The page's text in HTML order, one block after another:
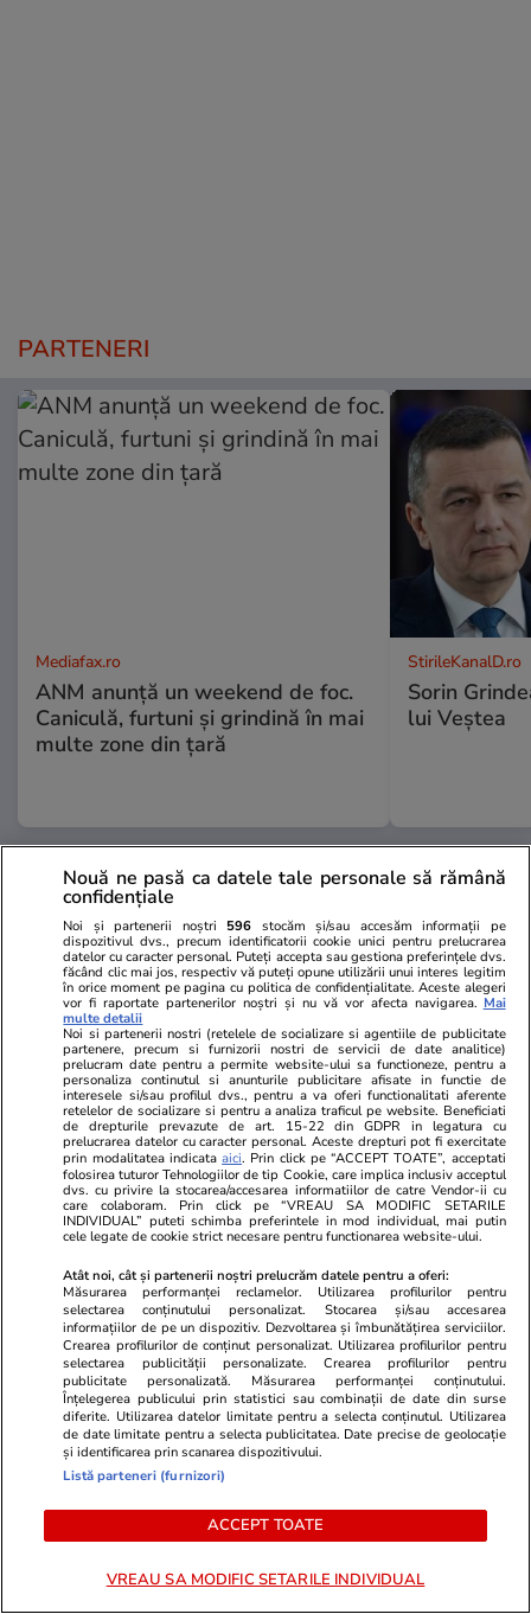
PARTENERI
Mediafax.ro
ANM anunță un weekend de foc.
Caniculă, furtuni și grindină în mai
multe zone din țară
StirileKanalD.ro
Sorin
lui Veștea
PROMO
Advertorial
Smart is the new chic: Cum ne
ajută tehnologia să ne reinventăm
Advertorial
Înscrie-te
voucher de
PARTENERI
Nouă ne pasă ca datele tale personale să rămână
confidențiale
Noi și partenerii noștri 596 stocăm și/sau accesăm informații pe
dispozitivul dvs., precum identificatorii cookie unici pentru prelucrarea
datelor cu caracter personal. Puteți accepta sau gestiona preferințele dvs.
făcând clic mai jos, respectiv vă puteți opune utilizării unui interes legitim
în orice moment pe pagina cu politica de confidențialitate. Aceste alegeri
vor fi raportate partenerilor noștri și nu vă vor afecta navigarea. Mai
multe detalii
Noi si partenerii nostri (retelele de socializare si agentiile de publicitate
partenere, precum si furnizorii nostri de servicii de date analitice)
prelucram date pentru a permite website-ului sa functioneze, pentru a
personaliza continutul si anunturile publicitare afisate in functie de
interesele si/sau profilul dvs., pentru a va oferi functionalitati aferente
retelelor de socializare si pentru a analiza traficul pe website. Beneficiati
de drepturile prevazute de art. 15-22 din GDPR in legatura cu
prelucrarea datelor cu caracter personal. Aceste drepturi pot fi exercitate
prin modalitatea indicataaici. Prin click pe “ACCEPT TOATE”, acceptati
folosirea tuturor Tehnologiilor de tip Cookie, care implica inclusiv acceptul
dvs. cu privire la stocarea/accesarea informatiilor de catre Vendor-ii cu
care colaboram. Prin click pe “VREAU SA MODIFIC SETARILE
INDIVIDUAL” puteti schimba preferintele in mod individual, mai putin
cele legate de cookie strict necesare pentru functionarea website-ului.
Atât noi, cât și partenerii noștri prelucrăm datele pentru a oferi:
Măsurarea performanței reclamelor. Utilizarea profilurilor pentru
selectarea conținutului personalizat. Stocarea și/sau accesarea
informațiilor de pe un dispozitiv. Dezvoltarea și îmbunătățirea serviciilor.
Crearea profilurilor de conținut personalizat. Utilizarea profilurilor pentru
selectarea publicității personalizate. Crearea profilurilor pentru
publicitate personalizată. Măsurarea performanței conținutului.
Înțelegerea publicului prin statistici sau combinații de date din surse
diferite. Utilizarea datelor limitate pentru a selecta conținutul. Utilizarea
de date limitate pentru a selecta publicitatea. Date precise de geolocație
și identificarea prin scanarea dispozitivului.
Listă parteneri (furnizori)
ACCEPT TOATE
VREAU SA MODIFIC SETARILE INDIVIDUAL